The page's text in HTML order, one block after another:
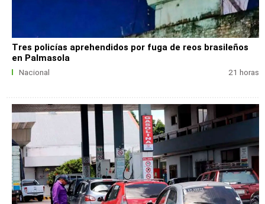
Tres policías aprehendidos por fuga de reos brasileños
en Palmasola
Nacional 21 horas